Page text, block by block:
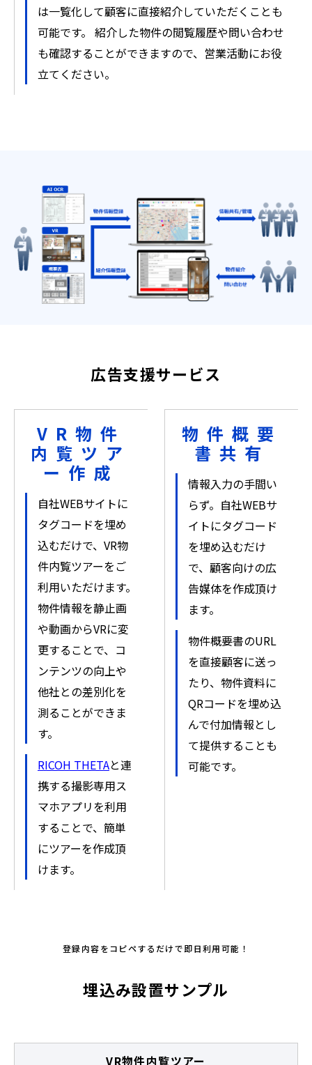
は一覧化して顧客に直接紹介していただくことも
可能です。 紹介した物件の閲覧履歴や問い合わせ
も確認することができますので、営業活動にお役
立てください。
広告支援サービス
VR物件
内覧ツア
ー作成
自社WEBサイトに
タグコードを埋め
込むだけで、VR物
件内覧ツアーをご
利用いただけます。
物件情報を静止画
や動画からVRに変
更することで、コ
ンテンツの向上や
他社との差別化を
測ることができま
す。
RICOH THETAと連
携する撮影専用ス
マホアプリを利用
することで、簡単
にツアーを作成頂
けます。
物件概要
書共有
情報入力の手間い
らず。自社WEBサ
イトにタグコード
を埋め込むだけ
で、顧客向けの広
告媒体を作成頂け
ます。
物件概要書のURL
を直接顧客に送っ
たり、物件資料に
QRコードを埋め込
んで付加情報とし
て提供することも
可能です。
登録内容をコピペするだけで即日利用可能！
埋込み設置サンプル
VR物件内覧ツアー